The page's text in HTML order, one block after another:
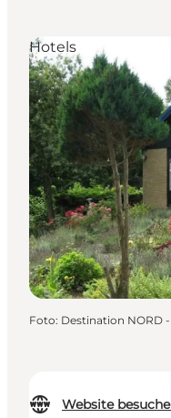
Website
Hotels
Foto: Destination NORD